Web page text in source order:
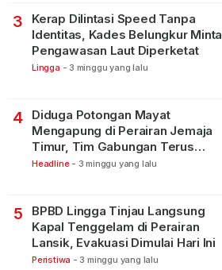
3
Kerap Dilintasi Speed Tanpa
Identitas, Kades Belungkur Minta
Pengawasan Laut Diperketat
Lingga - 3 minggu yang lalu
4
Diduga Potongan Mayat
Mengapung di Perairan Jemaja
Timur, Tim Gabungan Terus
Lakukan Pencarian
Headline - 3 minggu yang lalu
5
BPBD Lingga Tinjau Langsung
Kapal Tenggelam di Perairan
Lansik, Evakuasi Dimulai Hari Ini
Peristiwa - 3 minggu yang lalu